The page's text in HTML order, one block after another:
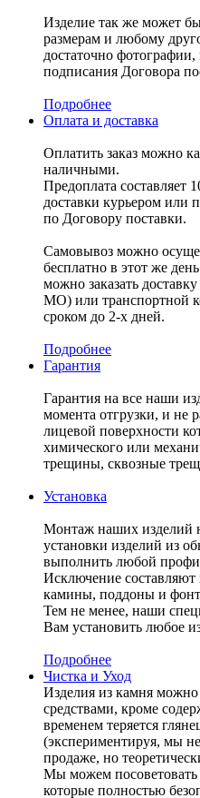
Изделие так же может
размерам и любому
достаточно
подписания Договора
Подробнее
Оплата и доставка
Оплатить заказ можно
наличными.
Предоплата составляет
доставки курьером или
по Договору поставки.
Самовывоз можно
бесплатно в этот же
можно заказать
МО) или транспортной
сроком до 2-х дней.
Подробнее
Гарантия
Гарантия на все наши
момента отгрузки, и не
лицевой поверхности
химического или
трещины, сквозные
Установка
Монтаж наших изделий
установки изделий из
выполнить любой
Исключение составляют
камины, поддоны и
Тем не менее, наши
Вам установить любое
Подробнее
Чистка и Уход
Изделия из камня
средствами, кроме
временем теряется
(экспериментируя, мы
продаже, но
Мы можем посоветовать
которые полностью